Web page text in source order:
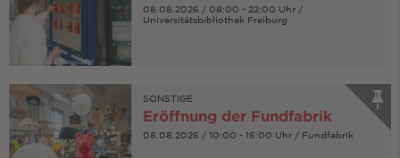
© Foto: Bettina Theuerkauf
08.08.2026 / 08:00 - 22:00 Uhr /
Universitätsbibliothek Freiburg
SONSTIGE
Eröffnung der Fundfabrik
08.08.2026 / 10:00 - 16:00 Uhr / Fundfabrik